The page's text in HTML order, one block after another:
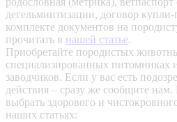
дегельминтизации, договор
комплекте документов на
прочитать в нашей статье.
Приобретайте породистых
специализированных питомниках
заводчиков. Если у вас есть
действия – сразу же сообщите нам.
выбрать здорового и
наших статьях: